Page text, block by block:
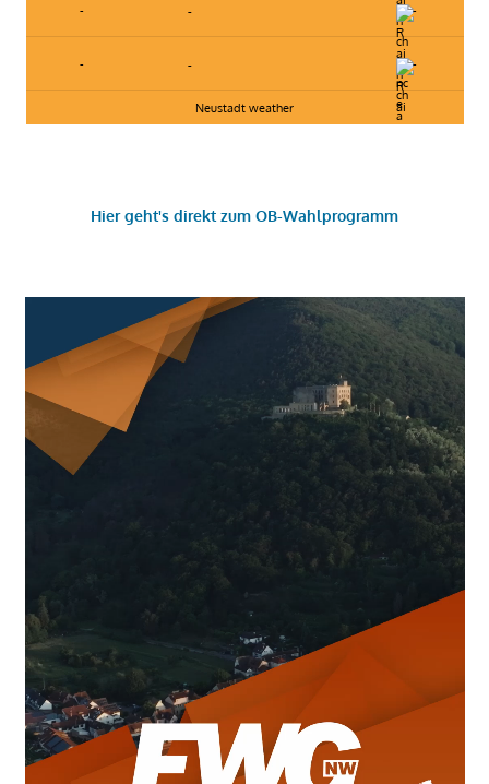
- - -
- - -
Neustadt weather
Hier geht's direkt zum OB-Wahlprogramm